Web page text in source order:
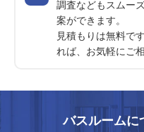
調査などもスムー
案ができます。
見積もりは無料で
れば、お気軽にご
バスルームに